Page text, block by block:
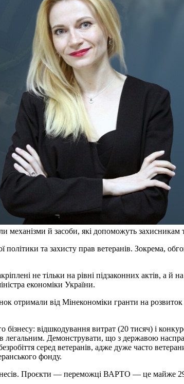
й засоби, які допоможуть захисникам
політики та захисту прав ветеранів. Зокрема,
не тільки на рівні підзаконних актів, а й
економіки України.
отримали від Мінекономіки гранти на
відшкодування витрат (20 тисяч) і
легальним. Демонструвати, що з державою
серед ветеранів, адже дуже часто
фонду.
Проєкти — переможці ВАРТО — це майже